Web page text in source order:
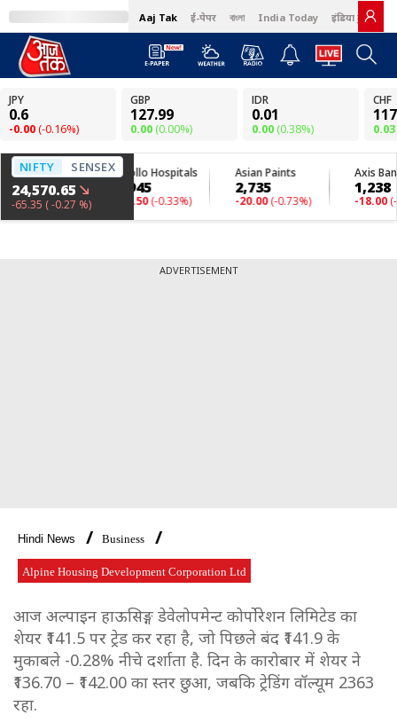
Aaj Tak ई-पेपर বাংলা India Today इंडिया टुडे हिंदी
ADVERTISEMENT
Hindi News Business
Alpine Housing Development Corporation Ltd
आज अल्पाइन हाऊसिङ्ग डेवेलोपमेन्ट कोर्पोरेशन लिमिटेड का
शेयर ₹141.5 पर ट्रेड कर रहा है, जो पिछले बंद ₹141.9 के
मुकाबले -0.28% नीचे दर्शाता है. दिन के कारोबार में शेयर ने
₹136.70 – ₹142.00 का स्तर छुआ, जबकि ट्रेडिंग वॉल्यूम 2363
रहा.